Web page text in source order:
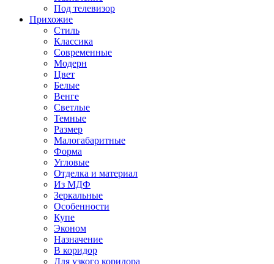
Под телевизор
Прихожие
Стиль
Классика
Современные
Модерн
Цвет
Белые
Венге
Светлые
Темные
Размер
Малогабаритные
Форма
Угловые
Отделка и материал
Из МДФ
Зеркальные
Особенности
Купе
Эконом
Назначение
В коридор
Для узкого коридора